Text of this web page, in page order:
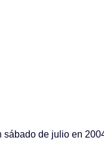
sábado de julio en